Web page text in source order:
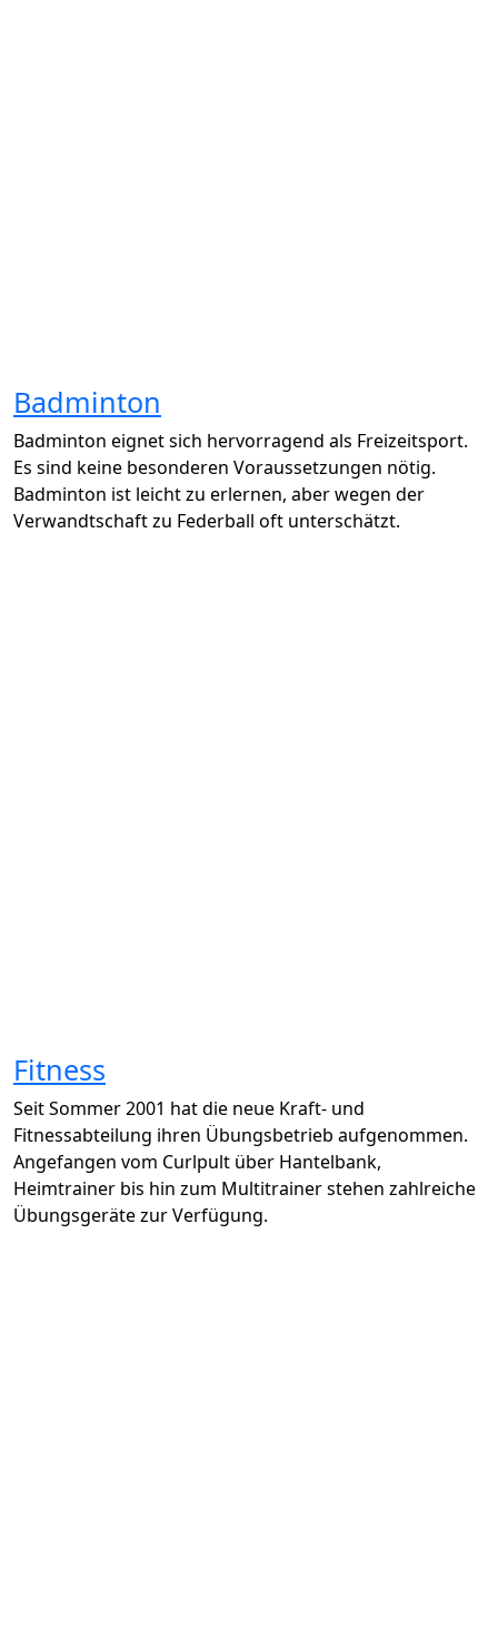
Badminton
Badminton eignet sich hervorragend als Freizeitsport.
Es sind keine besonderen Voraussetzungen nötig.
Badminton ist leicht zu erlernen, aber wegen der
Verwandtschaft zu Federball oft unterschätzt.
Fitness
Seit Sommer 2001 hat die neue Kraft- und
Fitnessabteilung ihren Übungsbetrieb aufgenommen.
Angefangen vom Curlpult über Hantelbank,
Heimtrainer bis hin zum Multitrainer stehen zahlreiche
Übungsgeräte zur Verfügung.